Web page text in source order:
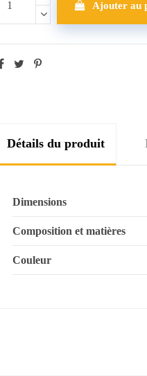
Ajouter au
Détails du produit
Dimensions
Composition et matières
Couleur